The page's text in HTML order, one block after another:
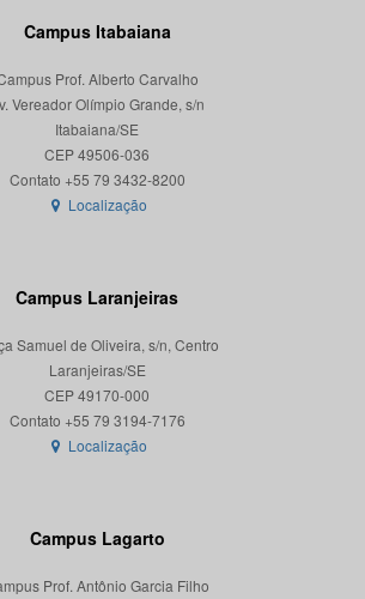
Campus Itabaiana
Prof. Alberto Carvalho
Vereador Olímpio Grande, s/n
Itabaiana/SE
CEP 49506-036
Localização
Campus Laranjeiras
Samuel de Oliveira, s/n, Centro
Laranjeiras/SE
CEP 49170-000
Localização
Campus Lagarto
Prof. Antônio Garcia Filho